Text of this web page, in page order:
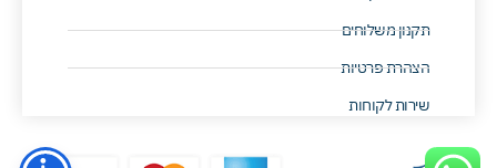
תקנון משלוחים
הצהרת פרטיות
שירות לקוחות